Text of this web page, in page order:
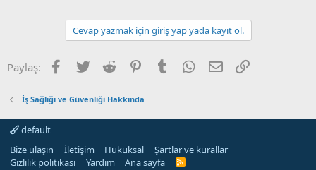
Cevap yazmak için giriş yap yada kayıt ol.
Paylaş: Facebook
Twitter Reddit PinterestTumblr WhatsApp
E-posta
İş Sağlığı ve Güvenliği Hakkında
default
Bize ulaşın
İletişim Hukuksal
Şartlar ve kurallar
Gizlilik politikası
Yardım Ana sayfa
R